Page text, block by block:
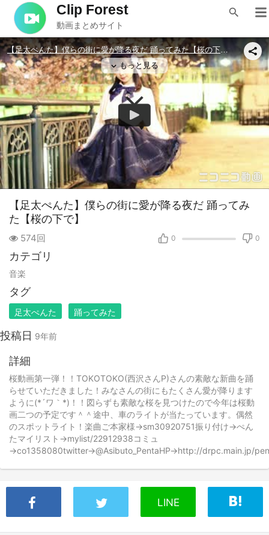
Clip Forest
動画まとめサイト
【足太ぺんた】僕らの街に愛が降る夜だ 踊ってみ
た【桜の下で】
0 0
574回
カテゴリ
音楽
タグ
足太ぺんた 踊ってみた
投稿日 9年前
詳細
桜動画第一弾！！TOKOTOKO(西沢さんP)さんの素敵な新曲を踊
らせていただきました！みなさんの街にもたくさん愛が降ります
ように(*´ワ｀*)！！図らずも素敵な桜を見つけたので今年は桜動
画二つの予定です＾＾途中、車のライトが当たっています。偶然
のスポットライト！楽曲ご本家様→sm30920751振り付け→ぺん
たマイリスト→mylist/22912938コミュ
→co1358080twitter→@Asibuto_PentaHP→http://drpc.main.jp/
LINE